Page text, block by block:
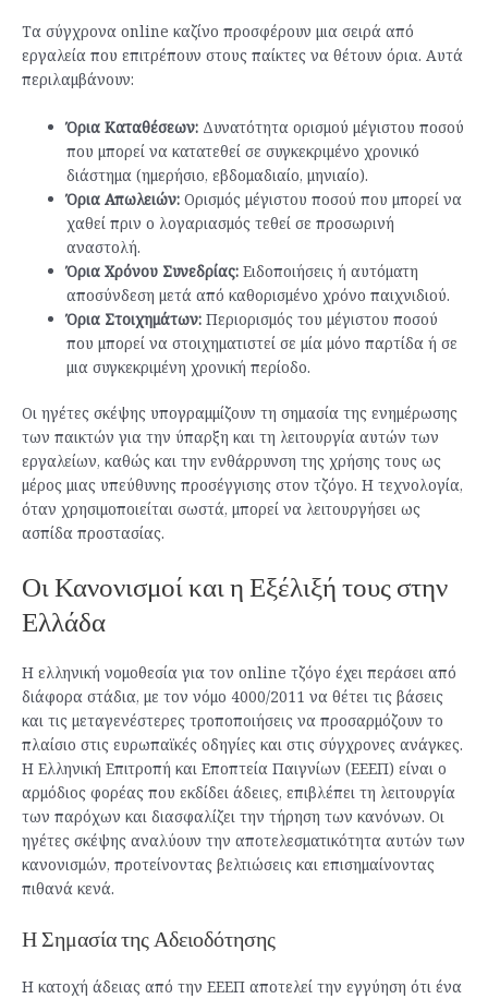
Τα σύγχρονα online καζίνο προσφέρουν μια σειρά από
εργαλεία που επιτρέπουν στους παίκτες να θέτουν όρια. Αυτά
περιλαμβάνουν:
Όρια Καταθέσεων: Δυνατότητα ορισμού μέγιστου ποσού
που μπορεί να κατατεθεί σε συγκεκριμένο χρονικό
διάστημα (ημερήσιο, εβδομαδιαίο, μηνιαίο).
Όρια Απωλειών: Ορισμός μέγιστου ποσού που μπορεί να
χαθεί πριν ο λογαριασμός τεθεί σε προσωρινή
αναστολή.
Όρια Χρόνου Συνεδρίας: Ειδοποιήσεις ή αυτόματη
αποσύνδεση μετά από καθορισμένο χρόνο παιχνιδιού.
Όρια Στοιχημάτων: Περιορισμός του μέγιστου ποσού
που μπορεί να στοιχηματιστεί σε μία μόνο παρτίδα ή σε
μια συγκεκριμένη χρονική περίοδο.
Οι ηγέτες σκέψης υπογραμμίζουν τη σημασία της ενημέρωσης
των παικτών για την ύπαρξη και τη λειτουργία αυτών των
εργαλείων, καθώς και την ενθάρρυνση της χρήσης τους ως
μέρος μιας υπεύθυνης προσέγγισης στον τζόγο. Η τεχνολογία,
όταν χρησιμοποιείται σωστά, μπορεί να λειτουργήσει ως
ασπίδα προστασίας.
Οι Κανονισμοί και η Εξέλιξή τους στην
Ελλάδα
Η ελληνική νομοθεσία για τον online τζόγο έχει περάσει από
διάφορα στάδια, με τον νόμο 4000/2011 να θέτει τις βάσεις
και τις μεταγενέστερες τροποποιήσεις να προσαρμόζουν το
πλαίσιο στις ευρωπαϊκές οδηγίες και στις σύγχρονες ανάγκες.
Η Ελληνική Επιτροπή και Εποπτεία Παιγνίων (ΕΕΕΠ) είναι ο
αρμόδιος φορέας που εκδίδει άδειες, επιβλέπει τη λειτουργία
των παρόχων και διασφαλίζει την τήρηση των κανόνων. Οι
ηγέτες σκέψης αναλύουν την αποτελεσματικότητα αυτών των
κανονισμών, προτείνοντας βελτιώσεις και επισημαίνοντας
πιθανά κενά.
Η Σημασία της Αδειοδότησης
Η κατοχή άδειας από την ΕΕΕΠ αποτελεί την εγγύηση ότι ένα